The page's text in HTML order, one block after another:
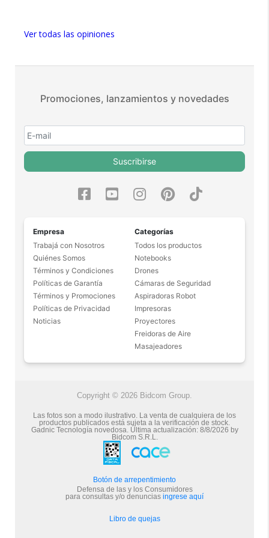
Ver todas las opinionespositivos en todos nuestros
Seguro de cobertura en tus
Garantía oficial y directa con
Promociones, lanzamientos y novedades
Suscribirse
Empresa
Trabajá con Nosotros
Quiénes Somos
Términos y Condiciones
Políticas de Garantía
Términos y Promociones
Políticas de Privacidad
Noticias
Categorías
Todos los productos
Notebooks
Drones
Cámaras de Seguridad
Aspiradoras Robot
Impresoras
Proyectores
Freidoras de Aire
Masajeadores
Copyright © 2026 Bidcom Group.
Las fotos son a modo ilustrativo. La venta de cualquiera de los
productos publicados está sujeta a la verificación de stock.
Gadnic Tecnología novedosa. Última actualización: 8/8/2026 by
Bidcom S.R.L.
Botón de arrepentimiento
Defensa de las y los Consumidores
para consultas y/o denuncias ingrese aquí
Libro de quejas